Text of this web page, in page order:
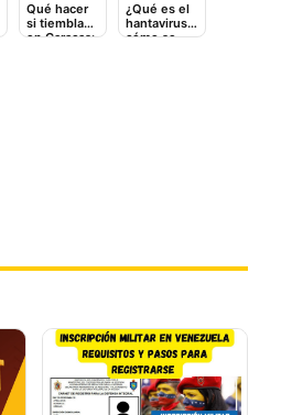
Qué hacer
si tiembla
en Caracas:
¿Qué es el
hantavirus y
cómo se